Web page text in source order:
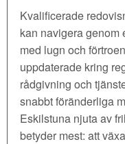
Kvalificerade
kan navigera genom
med lugn och
uppdaterade kring
rådgivning och
snabbt föränderliga
Eskilstuna njuta av
betyder mest: att